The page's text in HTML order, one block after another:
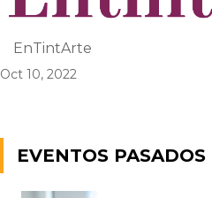
EnTintArte
Oct 10, 2022
EVENTOS PASADOS